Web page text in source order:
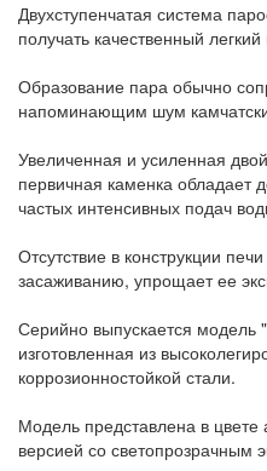
Двухступенчатая система
получать качественный легкий
Образование пара обычно
напоминающим шум
Увеличенная и усиленная
первичная каменка обладает
частых интенсивных подач
Отсутствие в конструкции
засаживанию, упрощает ее
Серийно выпускается модель
изготовленная из
коррозионностойкой стали.
Модель представлена в цвете
версией со светопрозрачным